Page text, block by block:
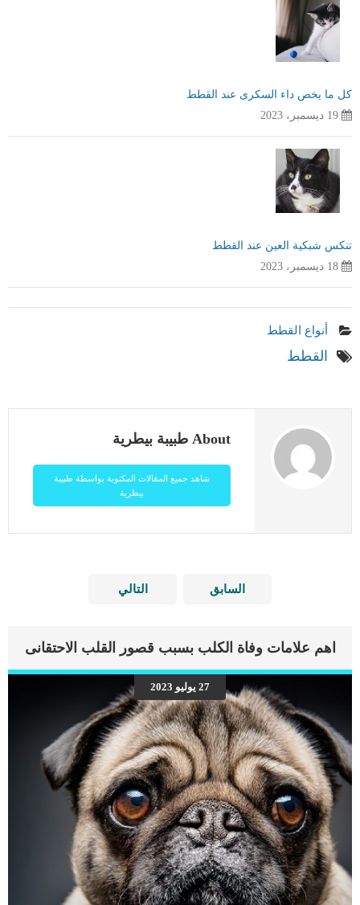
كل ما يخص داء السكرى عند القطط
19 ديسمبر، 2023
تنكس شبكية العين عند القطط
18 ديسمبر، 2023
أنواع القطط
القطط
About طبيبة بيطرية
شاهد جميع المقالات المكتوبة بواسطة طبيبة
بيطرية
السابق التالي
اهم علامات وفاة الكلب بسبب قصور القلب الاحتقانى
27 يوليو 2023